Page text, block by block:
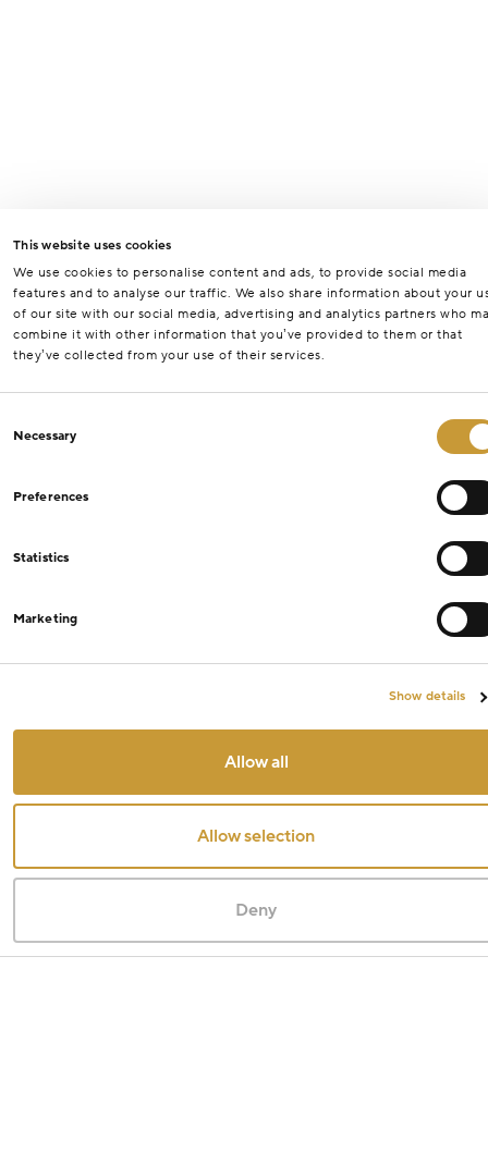
This website uses cookies
We use cookies to personalise content and ads, to provide social media
features and to analyse our traffic. We also share information about your
of our site with our social media, advertising and analytics partners who
combine it with other information that you’ve provided to them or that
they’ve collected from your use of their services.
Selection
Necessary
Preferences
Statistics
Marketing
Show details
Allow all
Allow selection
Deny